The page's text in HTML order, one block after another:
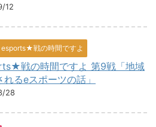
12
戦の時間ですよ
戦の時間ですよ 第9戦「地域
れるeスポーツの話」
28